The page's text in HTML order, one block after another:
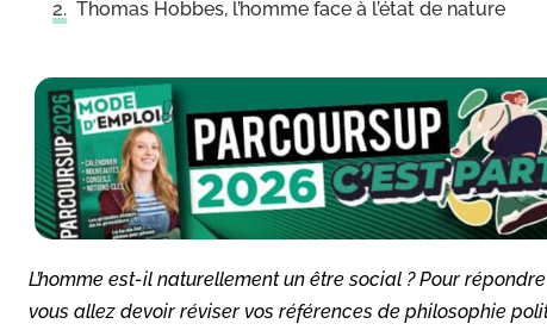
Thomas Hobbes, l’homme face à l’état de nature
L’homme est-il naturellement un être social ? Pour
vous allez devoir réviser vos références de philosophie